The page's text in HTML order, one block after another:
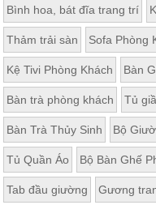
Bình hoa, bát đĩa trang trí
Thảm trải sàn Sofa Phòng
Kệ Tivi Phòng Khách Bàn
Bàn trà phòng khách Tủ
Bàn Trà Thủy Sinh Bộ
Tủ Quần Áo Bộ Bàn Ghế
Tab đầu giường Gương